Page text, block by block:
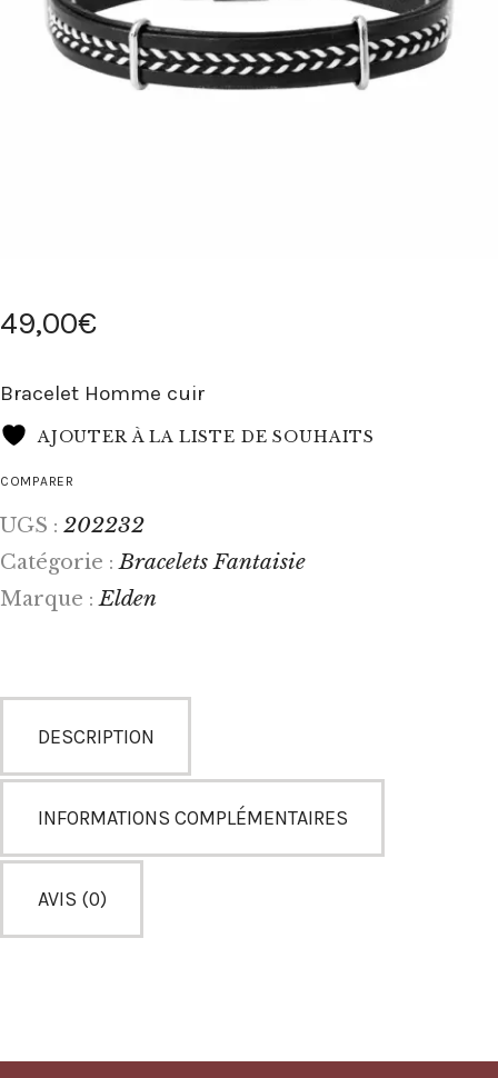
49,00€
Bracelet Homme cuir
AJOUTER À LA LISTE DE SOUHAITS
COMPARER
UGS : 202232
Catégorie :Bracelets Fantaisie
Marque :Elden
DESCRIPTION
INFORMATIONS COMPLÉMENTAIRES
AVIS (0)